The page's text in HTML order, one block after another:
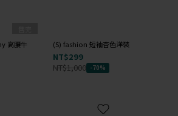
高腰牛
(S) fashion 短袖杏色洋裝
NT$299
NT$1,000 -70%